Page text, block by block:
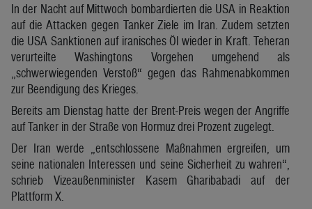
In der Nacht auf Mittwoch bombardierten die USA in Reaktion
auf die Attacken gegen Tanker Ziele im Iran. Zudem setzten
die USA Sanktionen auf iranisches Öl wieder in Kraft. Teheran
verurteilte Washingtons Vorgehen umgehend als
„schwerwiegenden Verstoß“ gegen das Rahmenabkommen
zur Beendigung des Krieges.
Bereits am Dienstag hatte der Brent-Preis wegen der Angriffe
auf Tanker in der Straße von Hormuz drei Prozent zugelegt.
Der Iran werde „entschlossene Maßnahmen ergreifen, um
seine nationalen Interessen und seine Sicherheit zu wahren“,
schrieb Vizeaußenminister Kasem Gharibabadi auf der
Plattform X.